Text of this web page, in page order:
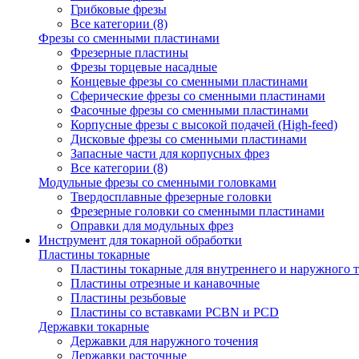
Грибковые фрезы
Все категории (8)
Фрезы со сменными пластинами
Фрезерные пластины
Фрезы торцевые насадные
Концевые фрезы со сменными пластинами
Сферические фрезы со сменными пластинами
Фасочные фрезы со сменными пластинами
Корпусные фрезы с высокой подачей (High-feed)
Дисковые фрезы со сменными пластинами
Запасные части для корпусных фрез
Все категории (8)
Модульные фрезы со сменными головками
Твердосплавные фрезерные головки
Фрезерные головки со сменными пластинами
Оправки для модульных фрез
Инструмент для токарной обработки
Пластины токарные
Пластины токарные для внутреннего и наружного
Пластины отрезные и канавочные
Пластины резьбовые
Пластины со вставками PCBN и PCD
Державки токарные
Державки для наружного точения
Державки расточные